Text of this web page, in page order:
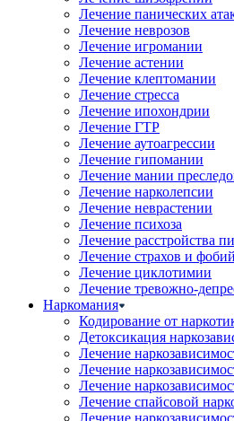
Лечение панических
Лечение неврозов
Лечение игромании
Лечение астении
Лечение клептомании
Лечение стресса
Лечение ипохондрии
Лечение ГТР
Лечение аутоагрессии
Лечение гипомании
Лечение мании
Лечение нарколепсии
Лечение неврастении
Лечение психоза
Лечение расстройства
Лечение страхов и фобий
Лечение циклотимии
Лечение тревожно-
Наркомания
Кодирование от
Детоксикация
Лечение
Лечение
Лечение
Лечение спайсовой
Лечение